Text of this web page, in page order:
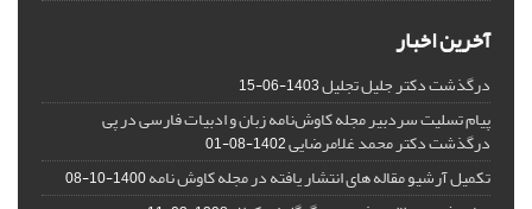
آخرین اخبار
درگذشت دکتر جلیل تجلیل1403-06-15
پیام تسلیت سردبیر مجله کاوش‌نامه زبان و ادبیات فارسی در پی
درگذشت دکتر محمد غلامرضایی1402-08-01
تکمیل آرشیو مقاله های انتشار یافته در مجله کاوش نامه1400-10-08